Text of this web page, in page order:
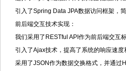
引入了Spring Data JPA数据访问框架，
前后端交互技术实现：
我们采用了RESTful API作为前后端交互
引入了Ajax技术，提高了系统的响应速度
采用了JSON作为数据交换格式，并通过